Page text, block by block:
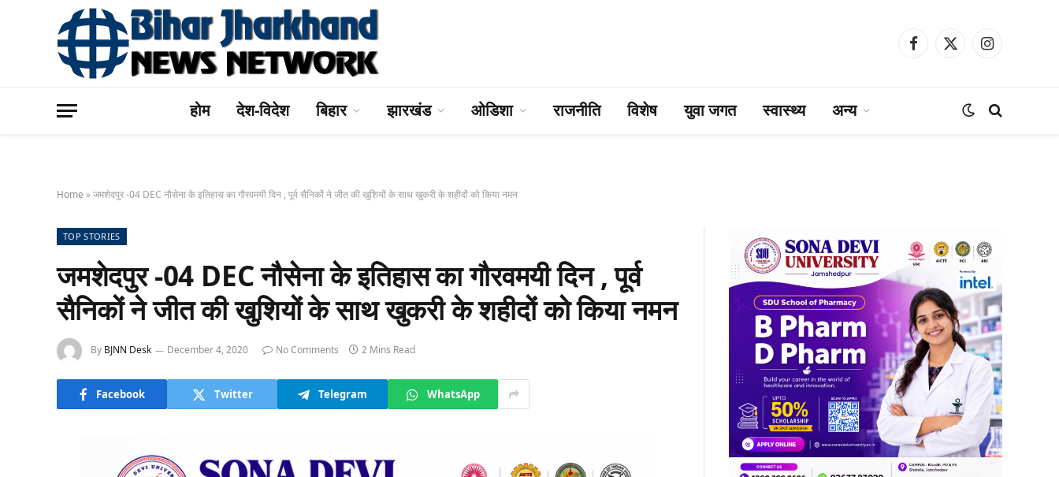
Facebook
X
Instagram
होम देश-विदेश बिहार झारखंड ओडिशा राजनीति विशेष युवा जगत स्वास्थ्य अन्य
Home »जमशेदपुर -04 DEC नौसेना के इतिहास का गौरवमयी दिन , पूर्व सैनिकों ने जीत की खुशियों के साथ खुकरी के शहीदों को किया नमन
TOP STORIES
जमशेदपुर -04 DEC नौसेना के इतिहास का गौरवमयी दिन , पूर्व
सैनिकों ने जीत की खुशियों के साथ खुकरी के शहीदों को किया नमन
By BJNN Desk December 4, 2020 No Comments 2 Mins Read
Facebook Twitter Telegram WhatsApp